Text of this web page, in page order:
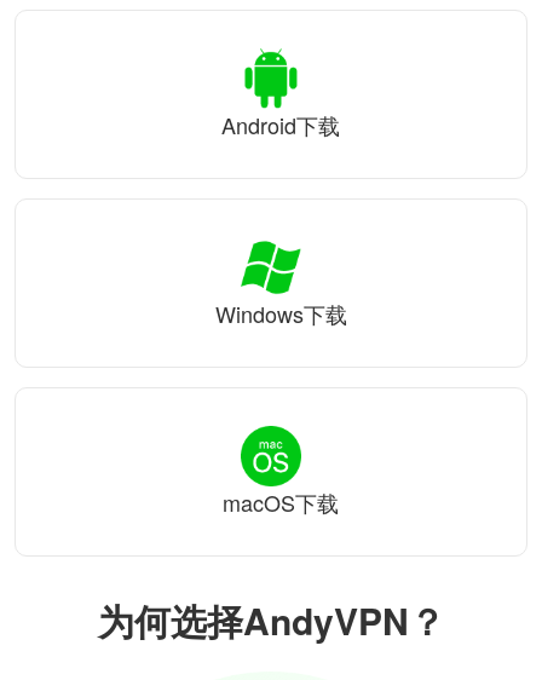
为何选择AndyVPN？
Android下载
Windows下载
macOS下载